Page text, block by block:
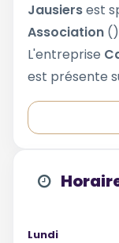
Jausiersest
Association
L'entreprise
est présente
Lundi